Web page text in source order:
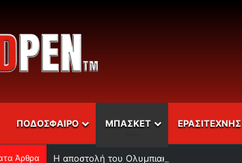
ΠΟΔΟΣΦΑΙΡΟ ΜΠΑΣΚΕΤ ΕΡΑΣΙΤΕΧΝΗΣ
Άρθρα Η αποστολή του Ολυμπιακού